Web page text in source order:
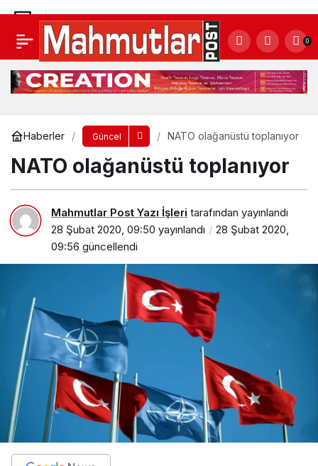
0
Haberler Güncel NATO olağanüstü toplanıyor
NATO olağanüstü toplanıyor
Mahmutlar Post Yazı İşleri tarafından yayınlandı
28 Şubat 2020, 09:50 yayınlandı
28 Şubat 2020,
09:56 güncellendi
Mülteciler Avrupa yolunda
Yorum Yap Paylaş